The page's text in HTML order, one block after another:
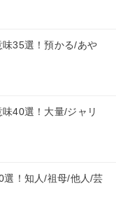
味35選！預かる/あや
味40選！大量/ジャリ
選！知人/祖母/他人/芸